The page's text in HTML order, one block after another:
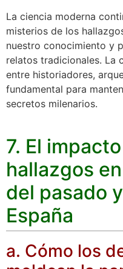
La ciencia moderna
misterios de los
nuestro conocimiento y
relatos tradicionales. La
entre historiadores,
fundamental para
secretos milenarios.
7. El
hallazgos
del pasado
España
a. Cómo los